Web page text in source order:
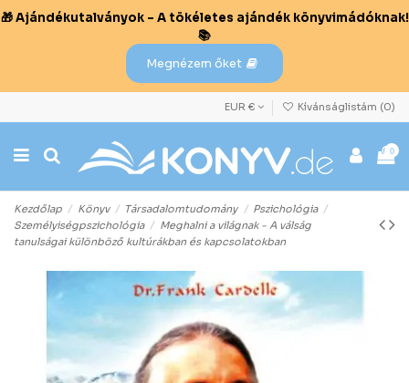
🎁 Ajándékutalványok – A tökéletes ajándék könyvimádóknak!
📚
Megnézem őket
EUR € Kívánságlistám (0)
0
Kezdőlap Könyv Társadalomtudomány
Pszichológia
Személyiségpszichológia
Meghalni a világnak - A válság
tanulságai különböző kultúrákban és kapcsolatokban